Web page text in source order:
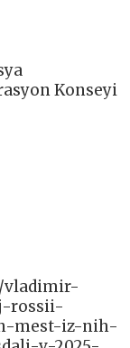
Konseyi
vladimir-
rossii-
mest-iz-nih-